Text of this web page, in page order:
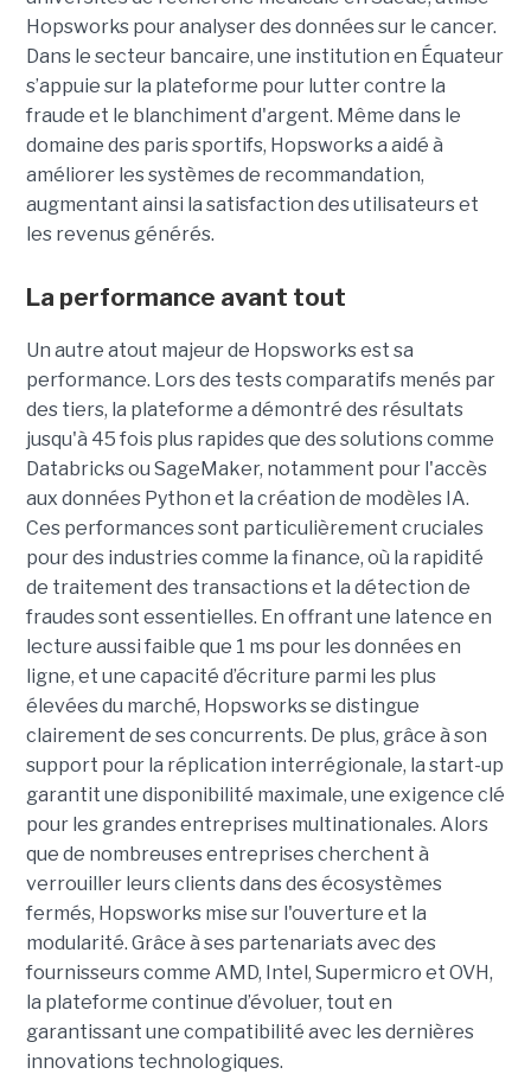
Hopsworks pour analyser des données sur le cancer.
Dans le secteur bancaire, une institution en Équateur
s’appuie sur la plateforme pour lutter contre la
fraude et le blanchiment d'argent. Même dans le
domaine des paris sportifs, Hopsworks a aidé à
améliorer les systèmes de recommandation,
augmentant ainsi la satisfaction des utilisateurs et
les revenus générés.
La performance avant tout
Un autre atout majeur de Hopsworks est sa
performance. Lors des tests comparatifs menés par
des tiers, la plateforme a démontré des résultats
jusqu'à 45 fois plus rapides que des solutions comme
Databricks ou SageMaker, notamment pour l'accès
aux données Python et la création de modèles IA.
Ces performances sont particulièrement cruciales
pour des industries comme la finance, où la rapidité
de traitement des transactions et la détection de
fraudes sont essentielles. En offrant une latence en
lecture aussi faible que 1 ms pour les données en
ligne, et une capacité d’écriture parmi les plus
élevées du marché, Hopsworks se distingue
clairement de ses concurrents. De plus, grâce à son
support pour la réplication interrégionale, la start-up
garantit une disponibilité maximale, une exigence clé
pour les grandes entreprises multinationales. Alors
que de nombreuses entreprises cherchent à
verrouiller leurs clients dans des écosystèmes
fermés, Hopsworks mise sur l'ouverture et la
modularité. Grâce à ses partenariats avec des
fournisseurs comme AMD, Intel, Supermicro et OVH,
la plateforme continue d’évoluer, tout en
garantissant une compatibilité avec les dernières
innovations technologiques.